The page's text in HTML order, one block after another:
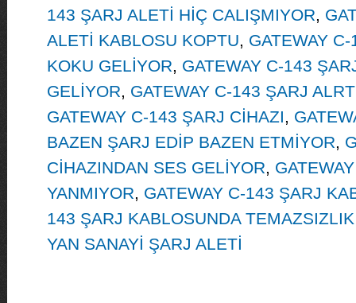
143 ŞARJ ALETİ HİÇ CALIŞMIYOR,
ALETİ KABLOSU KOPTU, GATEWAY
KOKU GELİYOR, GATEWAY C-143
GELİYOR, GATEWAY C-143 ŞARJ
GATEWAY C-143 ŞARJ CİHAZI,
BAZEN ŞARJ EDİP BAZEN ETMİYOR,
CİHAZINDAN SES GELİYOR,
YANMIYOR, GATEWAY C-143 ŞARJ
143 ŞARJ KABLOSUNDA
YAN SANAYİ ŞARJ ALETİ